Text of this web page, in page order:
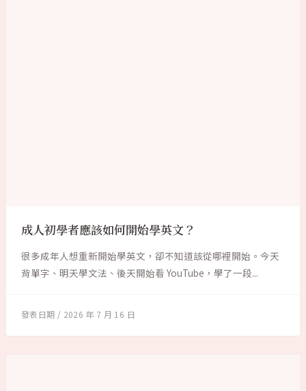
成人初學者應該如何開始學英文？
很多成年人想重新開始學英文，卻不知道該從哪裡開始。今天
背單字、明天學文法、後天開始看 YouTube，學了一段...
2026 年 7 月 16 日